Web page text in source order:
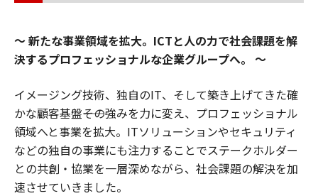
新たな事業領域を拡大。ICTと人の力で社会課題を解
決するプロフェッショナルな企業グループへ。
イメージング技術、独自のIT、そして築き上げてきた確
かな顧客基盤――その強みを力に変え、プロフェッショナル
領域へと事業を拡大。ITソリューションやセキュリティ
などの独自の事業にも注力することでステークホルダー
との共創・協業を一層深めながら、社会課題の解決を加
速させていきました。